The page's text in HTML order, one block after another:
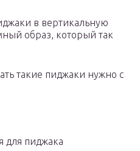
в вертикальную
образ, который так
такие пиджаки нужно с
для пиджака